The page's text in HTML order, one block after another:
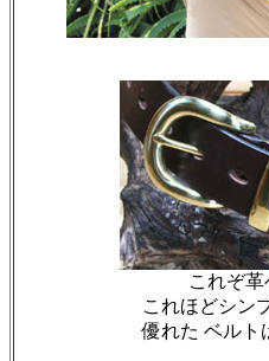
これぞ
これほどシン
優れた ベルト